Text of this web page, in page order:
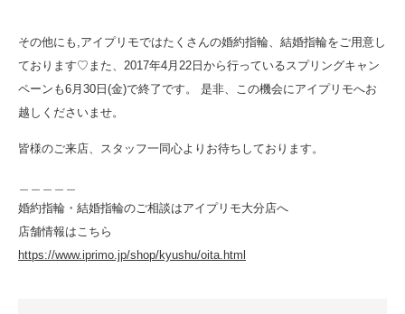
その他にも,アイプリモではたくさんの婚約指輪、結婚指輪をご用意し
ております♡また、2017年4月22日から行っているスプリングキャン
ペーンも6月30日(金)で終了です。 是非、この機会にアイプリモへお
越しくださいませ。
皆様のご来店、スタッフ一同心よりお待ちしております。
婚約指輪・結婚指輪のご相談はアイプリモ大分店へ
店舗情報はこちら
https://www.iprimo.jp/shop/kyushu/oita.html